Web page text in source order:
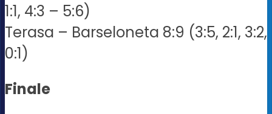
1:1, 4:3 – 5:6)
Terasa – Barseloneta 8:9 (3:5, 2:1, 3:2,
0:1)
Finale